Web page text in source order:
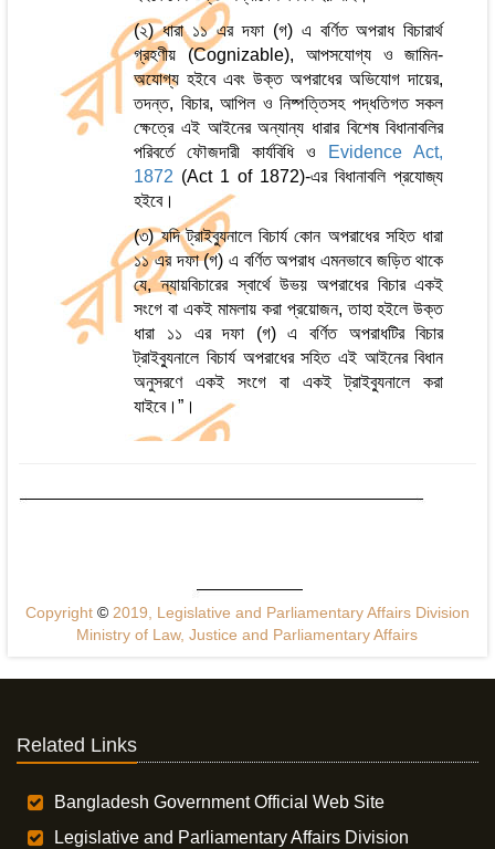
(২) ধারা ১১ এর দফা (গ) এ বর্ণিত অপরাধ বিচারার্থ
গ্রহণীয় (Cognizable), আপসযোগ্য ও জামিন-
অযোগ্য হইবে এবং উক্ত অপরাধের অভিযোগ দায়ের,
তদন্ত, বিচার, আপিল ও নিষ্পত্তিসহ পদ্ধতিগত সকল
ক্ষেত্রে এই আইনের অন্যান্য ধারার বিশেষ বিধানাবলির
পরিবর্তে ফৌজদারী কার্যবিধি ও
Evidence Act,
1872 (Act 1 of 1872)-এর বিধানাবলি প্রযোজ্য
হইবে।
(৩) যদি ট্রাইব্যুনালে বিচার্য কোন অপরাধের সহিত ধারা
১১ এর দফা (গ) এ বর্ণিত অপরাধ এমনভাবে জড়িত থাকে
যে, ন্যায়বিচারের স্বার্থে উভয় অপরাধের বিচার একই
সংগে বা একই মামলায় করা প্রয়োজন, তাহা হইলে উক্ত
ধারা ১১ এর দফা (গ) এ বর্ণিত অপরাধটির বিচার
ট্রাইব্যুনালে বিচার্য অপরাধের সহিত এই আইনের বিধান
অনুসরণে একই সংগে বা একই ট্রাইব্যুনালে করা
যাইবে।”।
Copyright ©2019, Legislative and Parliamentary Affairs Division
Ministry of Law, Justice and Parliamentary Affairs
Related Links
Bangladesh Government Official Web Site
Legislative and Parliamentary Affairs Division